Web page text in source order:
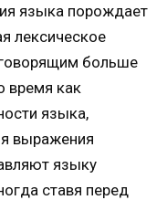
языка порождает
лексическое
больше
время как
языка,
выражения
языку
ставя перед